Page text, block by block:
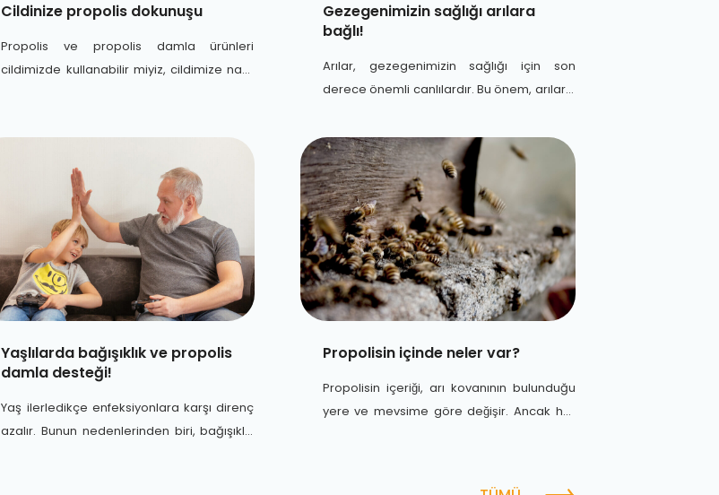
Cildinize propolis dokunuşu
Propolis ve propolis damla ürünleri
cildimizde kullanabilir miyiz, cildimize nasıl
Gezegenimizin sağlığı arılara
bağlı!
Arılar, gezegenimizin sağlığı için son
derece önemli canlılardır. Bu önem, arıların
Yaşlılarda bağışıklık ve propolis
damla desteği!
Yaş ilerledikçe enfeksiyonlara karşı direnç
azalır. Bunun nedenlerinden biri, bağışıklık
Propolisin içinde neler var?
Propolisin içeriği, arı kovanının bulunduğu
yere ve mevsime göre değişir. Ancak her